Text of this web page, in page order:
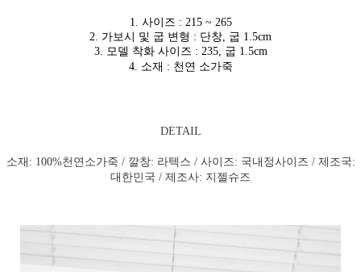
1. 사이즈 : 215 ~ 265
2. 가보시 및 굽 변형 : 단창, 굽 1.5cm
3. 모델 착화 사이즈 : 235, 굽 1.5cm
4. 소재 : 천연 소가죽
DETAIL
소재: 100%천연소가죽 / 깔창: 라텍스 / 사이즈: 국내정사이즈 / 제조국:
대한민국 / 제조사: 지젤슈즈